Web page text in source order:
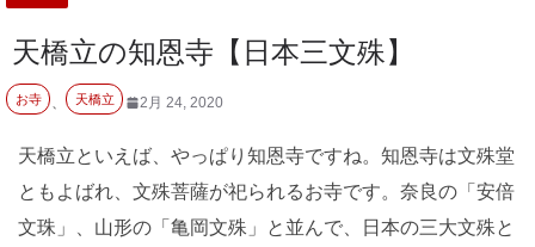
ッ
プ天橋立の知恩寺【日本三文殊】
2月 24, 2020
お寺 、 天橋立
天橋立といえば、やっぱり知恩寺ですね。知恩寺は文殊堂
ともよばれ、文殊菩薩が祀られるお寺です。奈良の「安倍
文珠」、山形の「亀岡文殊」と並んで、日本の三大文殊と